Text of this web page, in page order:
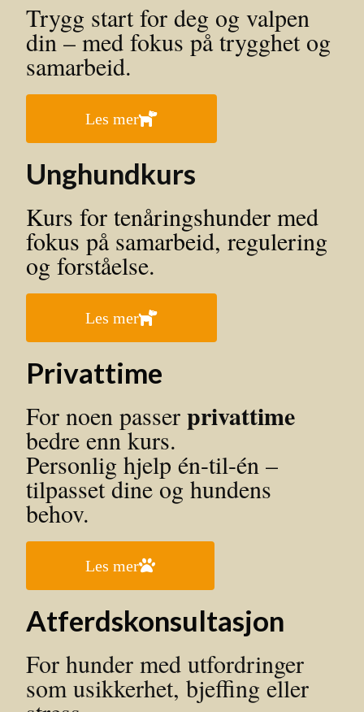
Trygg start for deg og valpen
din – med fokus på trygghet og
samarbeid.
Les mer
Unghundkurs
Kurs for tenåringshunder med
fokus på samarbeid, regulering
og forståelse.
Les mer
Privattime
For noen passer privattime
bedre enn kurs.
Personlig hjelp én-til-én –
tilpasset dine og hundens
behov.
Les mer
Atferdskonsultasjon
For hunder med utfordringer
som usikkerhet, bjeffing eller